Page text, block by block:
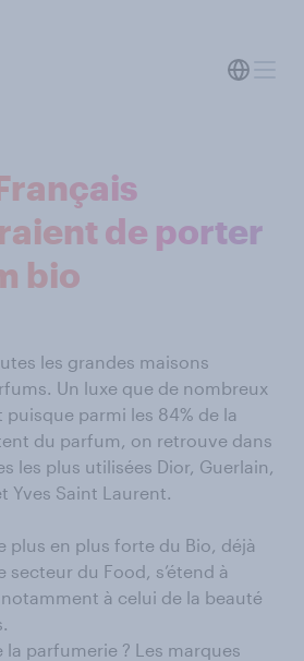
de porter
bio
les grandes maisons
Un luxe que de nombreux
puisque parmi les 84% de la
du parfum, on retrouve dans
les plus utilisées Dior, Guerlain,
Yves Saint Laurent.
plus en plus forte du Bio, déjà
du Food, s’étend à
à celui de la beauté
la parfumerie ? Les marques